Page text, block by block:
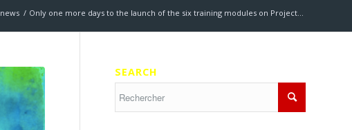
news / Only one more days to the launch of the six training modules on Project...
SEARCH